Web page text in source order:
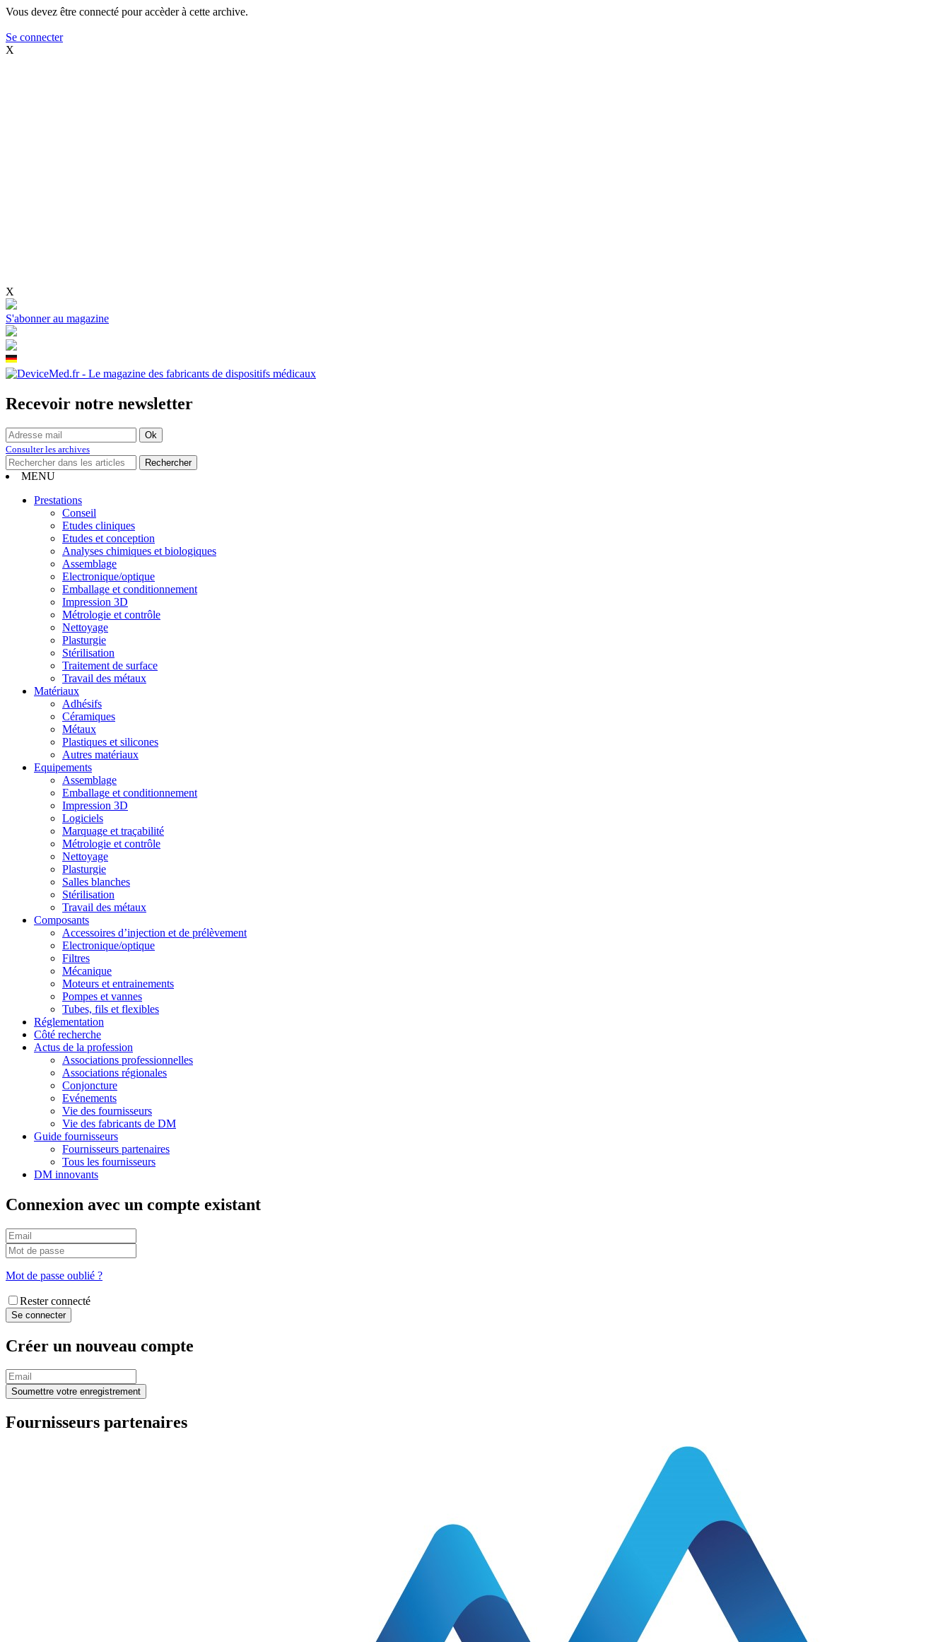
Vous devez être connecté pour accèder à cette archive.
Se connecter
X
X
S'abonner au magazine
Recevoir notre newsletter
Consulter les archives
MENU
Prestations
Conseil
Etudes cliniques
Etudes et conception
Analyses chimiques et biologiques
Assemblage
Electronique/optique
Emballage et conditionnement
Impression 3D
Métrologie et contrôle
Nettoyage
Plasturgie
Stérilisation
Traitement de surface
Travail des métaux
Matériaux
Adhésifs
Céramiques
Métaux
Plastiques et silicones
Autres matériaux
Equipements
Assemblage
Emballage et conditionnement
Impression 3D
Logiciels
Marquage et traçabilité
Métrologie et contrôle
Nettoyage
Plasturgie
Salles blanches
Stérilisation
Travail des métaux
Composants
Accessoires d’injection et de prélèvement
Electronique/optique
Filtres
Mécanique
Moteurs et entrainements
Pompes et vannes
Tubes, fils et flexibles
Réglementation
Côté recherche
Actus de la profession
Associations professionnelles
Associations régionales
Conjoncture
Evénements
Vie des fournisseurs
Vie des fabricants de DM
Guide fournisseurs
Fournisseurs partenaires
Tous les fournisseurs
DM innovants
Connexion avec un compte existant
Mot de passe oublié ?
Rester connecté
Créer un nouveau compte
Fournisseurs partenaires